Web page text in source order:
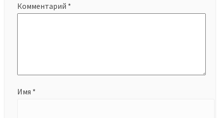
Комментарий *
Имя *